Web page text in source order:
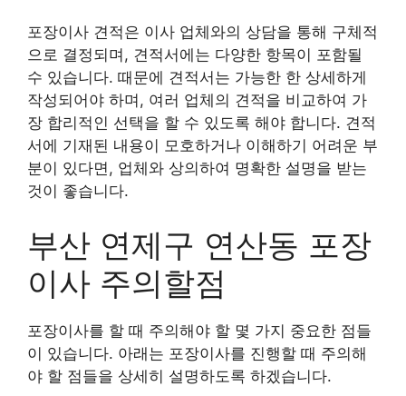
포장이사 견적은 이사 업체와의 상담을 통해 구체적
으로 결정되며, 견적서에는 다양한 항목이 포함될
수 있습니다. 때문에 견적서는 가능한 한 상세하게
작성되어야 하며, 여러 업체의 견적을 비교하여 가
장 합리적인 선택을 할 수 있도록 해야 합니다. 견적
서에 기재된 내용이 모호하거나 이해하기 어려운 부
분이 있다면, 업체와 상의하여 명확한 설명을 받는
것이 좋습니다.
부산 연제구 연산동 포장
이사 주의할점
포장이사를 할 때 주의해야 할 몇 가지 중요한 점들
이 있습니다. 아래는 포장이사를 진행할 때 주의해
야 할 점들을 상세히 설명하도록 하겠습니다.